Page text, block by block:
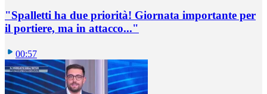
"Spalletti ha due priorità! Giornata importante per
il portiere, ma in attacco..."
00:57